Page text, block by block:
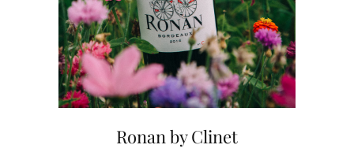
Ronan by Clinet